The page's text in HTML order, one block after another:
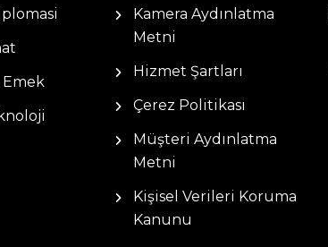
Emek
Kamera Aydınlatma
Metni
Hizmet Şartları
Çerez Politikası
Müşteri Aydınlatma
Metni
Kişisel Verileri Koruma
Kanunu